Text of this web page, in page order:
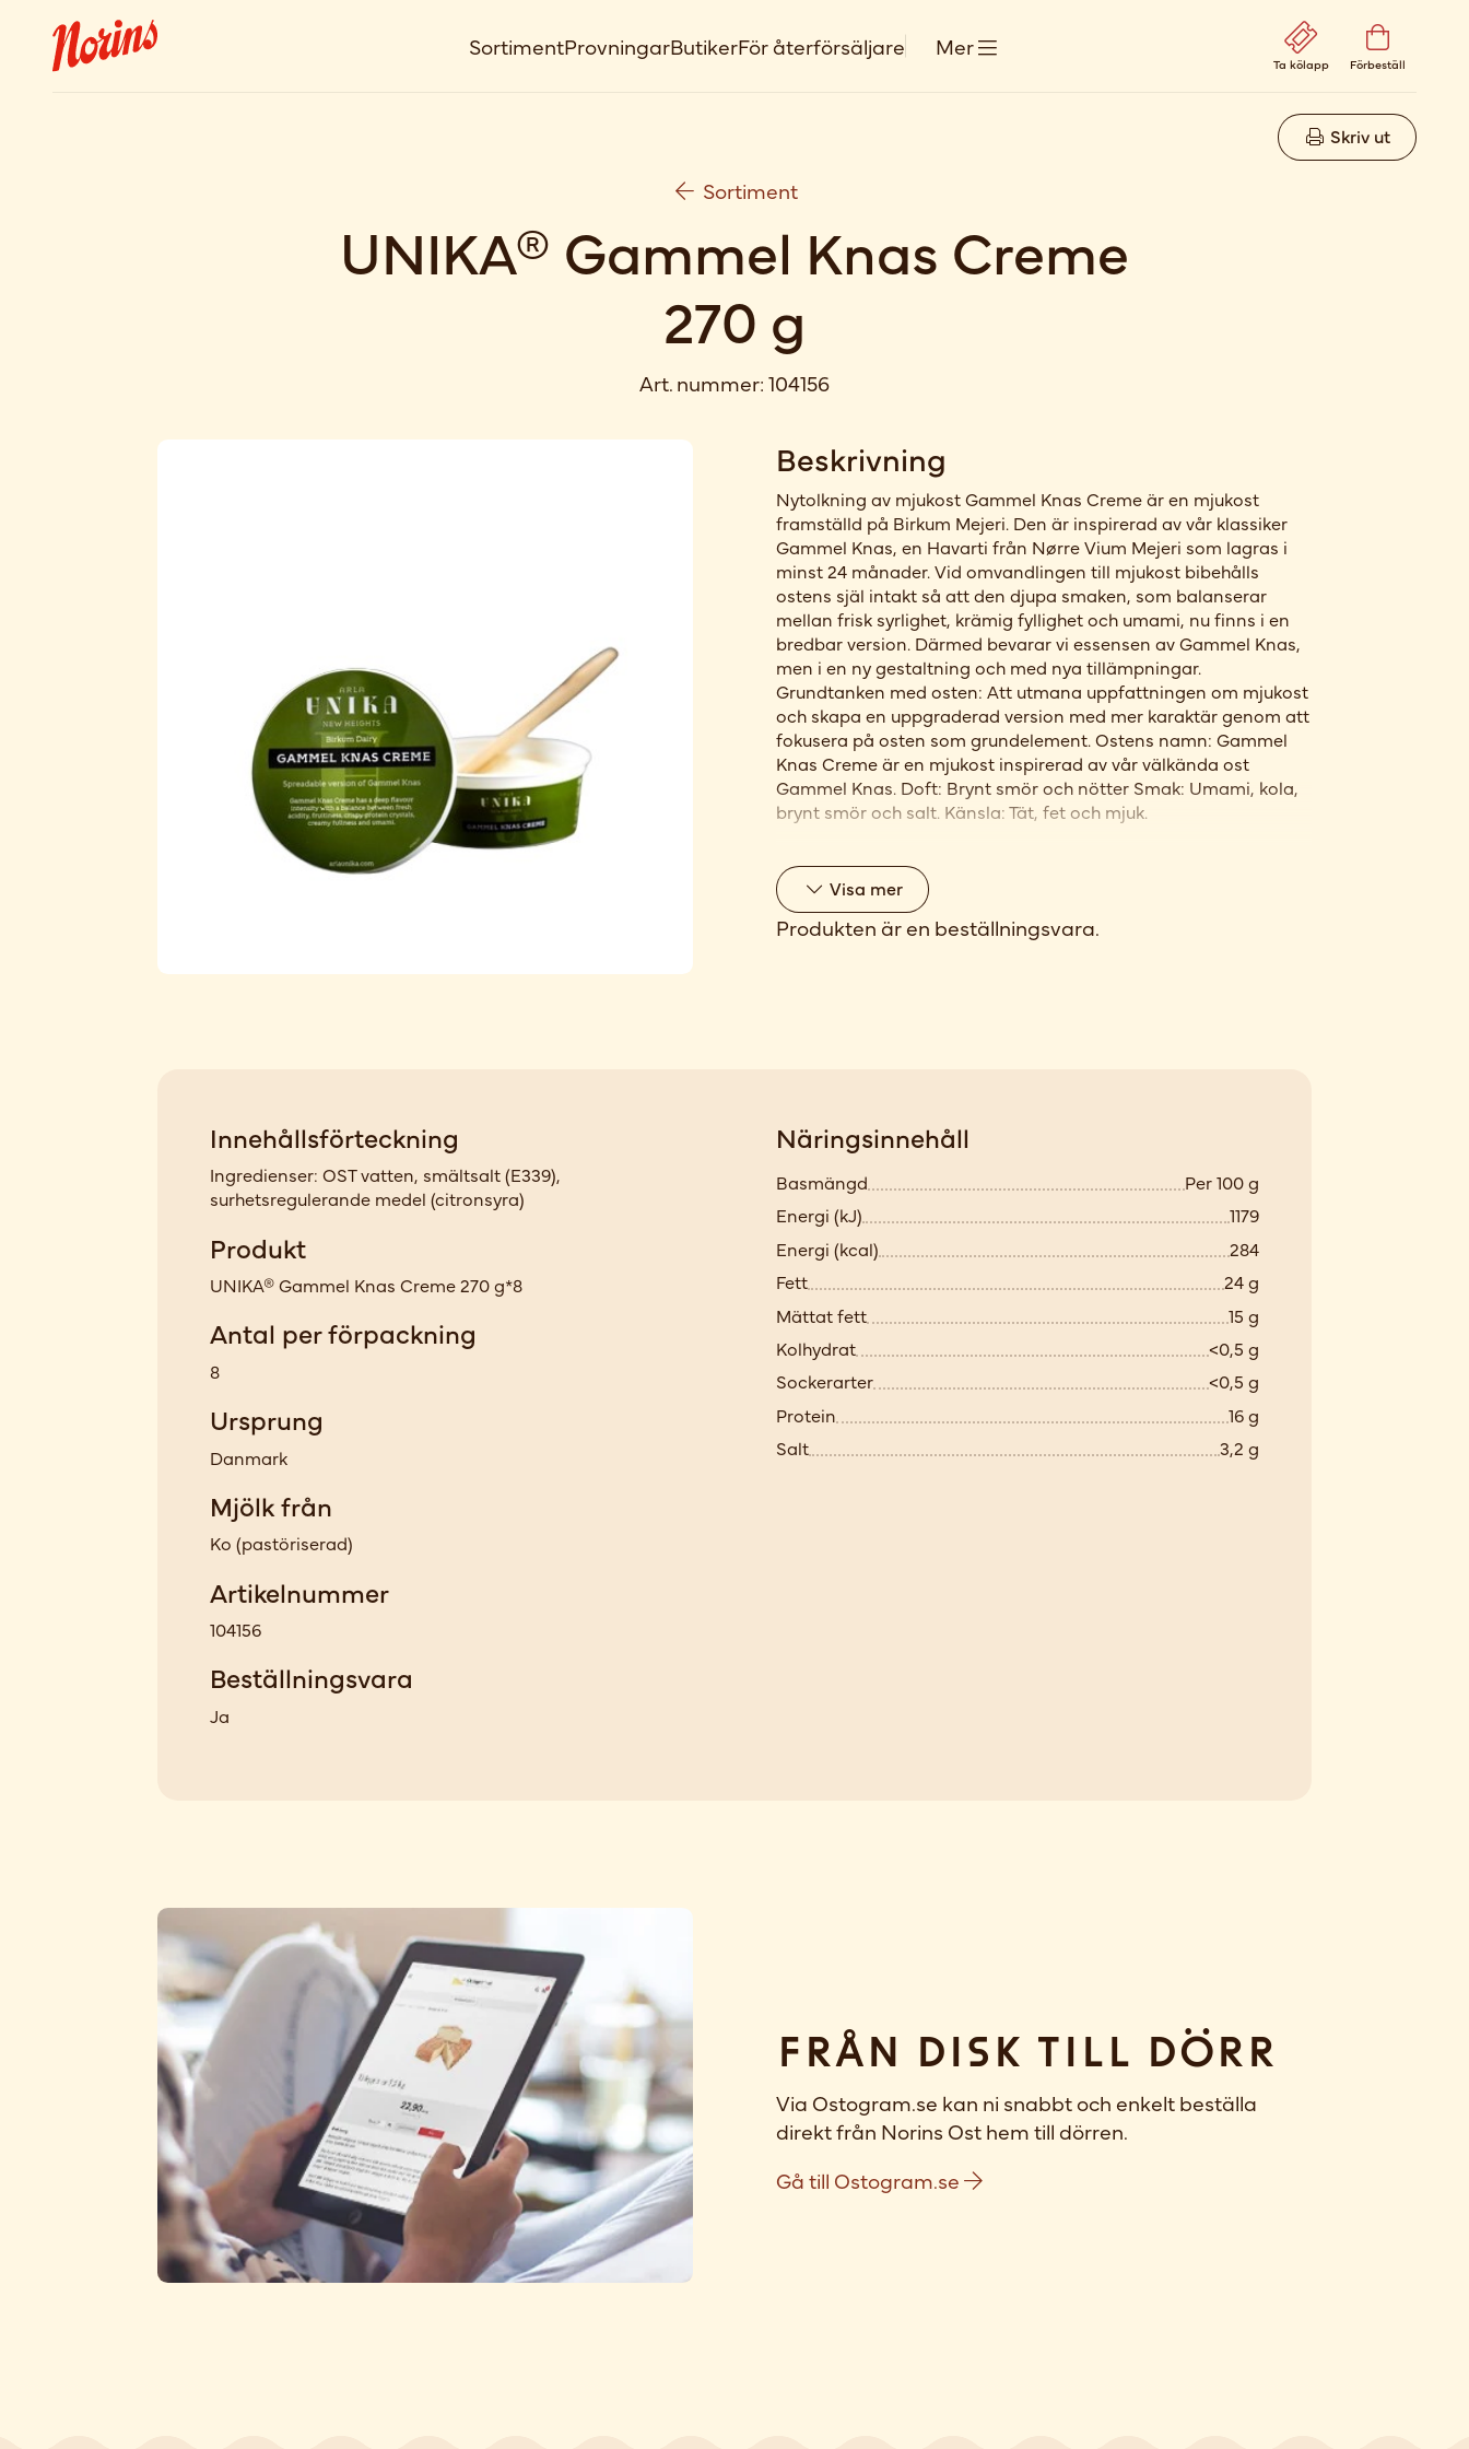
SortimentProvningarButikerFör återförsäljare Mer
Ta kölapp Förbeställ
Skriv ut
Sortiment
UNIKA® Gammel Knas Creme
270 g
Art. nummer:104156
Beskrivning
Nytolkning av mjukost Gammel Knas Creme är en mjukost
framställd på Birkum Mejeri. Den är inspirerad av vår klassiker
Gammel Knas, en Havarti från Nørre Vium Mejeri som lagras i
minst 24 månader. Vid omvandlingen till mjukost bibehålls
ostens själ intakt så att den djupa smaken, som balanserar
mellan frisk syrlighet, krämig fyllighet och umami, nu finns i en
bredbar version. Därmed bevarar vi essensen av Gammel Knas,
men i en ny gestaltning och med nya tillämpningar.
Grundtanken med osten: Att utmana uppfattningen om mjukost
och skapa en uppgraderad version med mer karaktär genom att
fokusera på osten som grundelement. Ostens namn: Gammel
Knas Creme är en mjukost inspirerad av vår välkända ost
Gammel Knas. Doft: Brynt smör och nötter Smak: Umami, kola,
brynt smör och salt. Känsla: Tät, fet och mjuk.
Visa mer
Produkten är en beställningsvara.
Innehållsförteckning
Ingredienser: OST vatten, smältsalt (E339),
surhetsregulerande medel (citronsyra)
Produkt
UNIKA® Gammel Knas Creme 270 g*8
Antal per förpackning
8
Ursprung
Danmark
Mjölk från
Ko (pastöriserad)
Artikelnummer
104156
Beställningsvara
Ja
Näringsinnehåll
Basmängd
Per 100 g
Energi (kJ)
1179
Energi (kcal)
284
Fett
24 g
Mättat fett
15 g
Kolhydrat
<0,5 g
Sockerarter
<0,5 g
Protein
16 g
Salt
3,2 g
Från disk till dörr
Via Ostogram.se kan ni snabbt och enkelt beställa
direkt från Norins Ost hem till dörren.
Gå till Ostogram.se